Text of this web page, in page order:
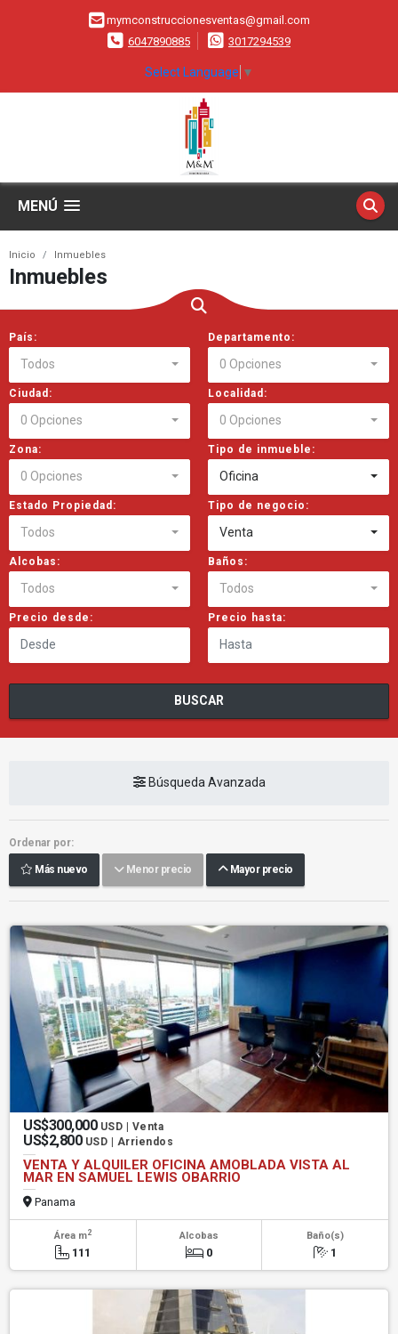
mymconstruccionesventas@gmail.com
6047890885
3017294539
Select Language ▼
MENÚ
Inicio Inmuebles
Inmuebles
País:
Todos
Departamento:
0 Opciones
Ciudad:
0 Opciones
Localidad:
0 Opciones
Zona:
0 Opciones
Tipo de inmueble:
Oficina
Estado Propiedad:
Todos
Tipo de negocio:
Venta
Alcobas:
Todos
Baños:
Todos
Precio desde: Precio hasta:
BUSCAR
Búsqueda Avanzada
Ordenar por:
Más nuevo Menor precio Mayor precio
US$300,000 USD | Venta
US$2,800 USD | Arriendos
VENTA Y ALQUILER OFICINA AMOBLADA VISTA AL
MAR EN SAMUEL LEWIS OBARRIO
Panama
Área m2
111
Alcobas
0
Baño(s)
1